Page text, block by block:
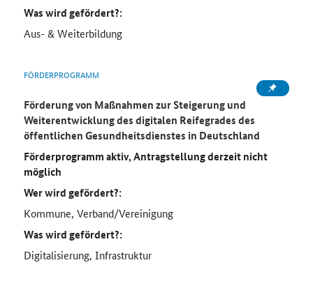
Was wird gefördert?:
Aus- & Weiterbildung
FÖRDERPROGRAMM
Förderung von Maßnahmen zur Steigerung und
Weiterentwicklung des digitalen Reifegrades des
öffentlichen Gesundheitsdienstes in Deutschland
Förderprogramm aktiv, Antragstellung derzeit nicht
möglich
Wer wird gefördert?:
Kommune, Verband/Vereinigung
Was wird gefördert?:
Digitalisierung, Infrastruktur